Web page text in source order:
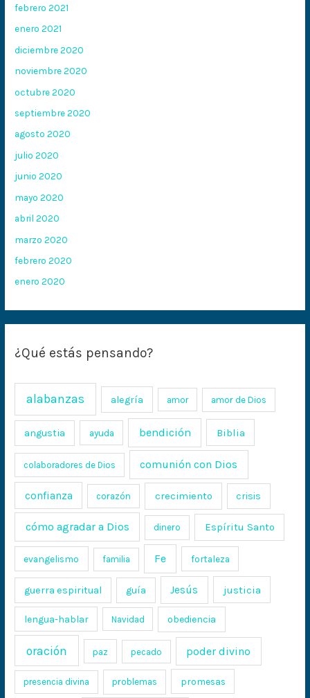
febrero 2021
enero 2021
diciembre 2020
noviembre 2020
octubre 2020
septiembre 2020
agosto 2020
julio 2020
junio 2020
mayo 2020
abril 2020
marzo 2020
febrero 2020
enero 2020
¿Qué estás pensando?
alabanzas alegría amor amor de Dios
angustia ayuda bendición Biblia
colaboradores de Dios comunión con Dios
confianza corazón crecimiento crisis
cómo agradar a Dios dinero Espíritu Santo
evangelismo familia Fe fortaleza
guerra espiritual guía Jesús justicia
lengua-hablar Navidad obediencia
oración paz pecado poder divino
presencia divina problemas promesas